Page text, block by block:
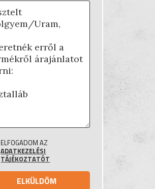
ELFOGADOM AZ
ADATKEZELÉSI
TÁJÉKOZTATÓT